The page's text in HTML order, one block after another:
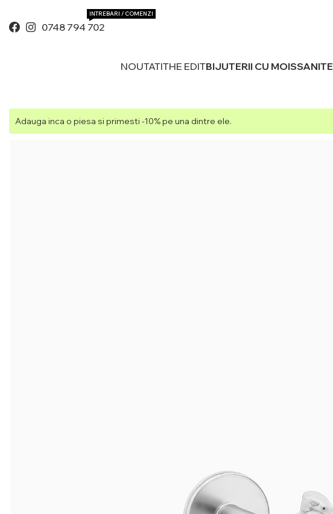
0748 794 702
INTREBARI / COMENZI
NOUTATITHE EDITBIJUTERII CU MOISSANITE
Adauga inca o piesa si primesti -10% pe una dintre ele.